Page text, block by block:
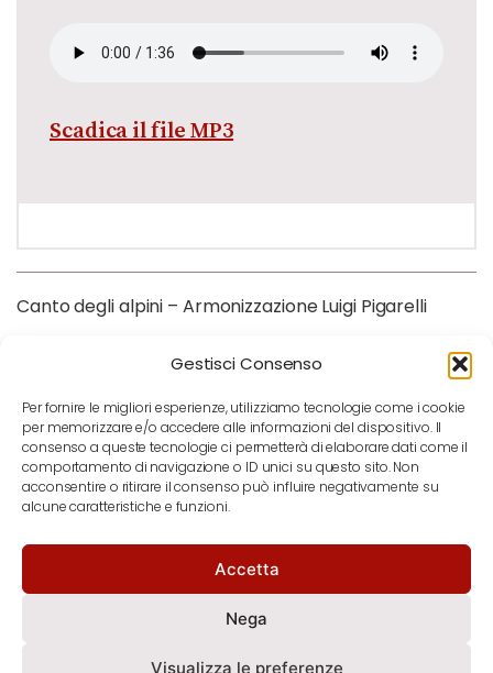
Gestisci Consenso
Per fornire le migliori esperienze, utilizziamo tecnologie come i cookie
per memorizzare e/o accedere alle informazioni del dispositivo. Il
consenso a queste tecnologie ci permetterà di elaborare dati come il
comportamento di navigazione o ID unici su questo sito. Non
acconsentire o ritirare il consenso può influire negativamente su
alcune caratteristiche e funzioni.
Accetta
Nega
Visualizza le preferenze
Scadica il file MP3
Canto degli alpini – Armonizzazione Luigi Pigarelli
contatti